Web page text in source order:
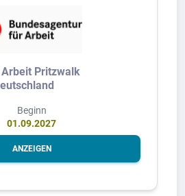
Pritzwalk
Beginn
01.09.2027
ANZEIGEN